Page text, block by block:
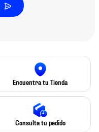
Encuentra tu Tienda
Consulta tu pedido